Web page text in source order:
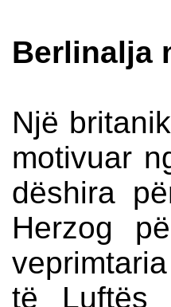
Berlinalja
Një
motivuar
dëshira
Herzog
të Luftës